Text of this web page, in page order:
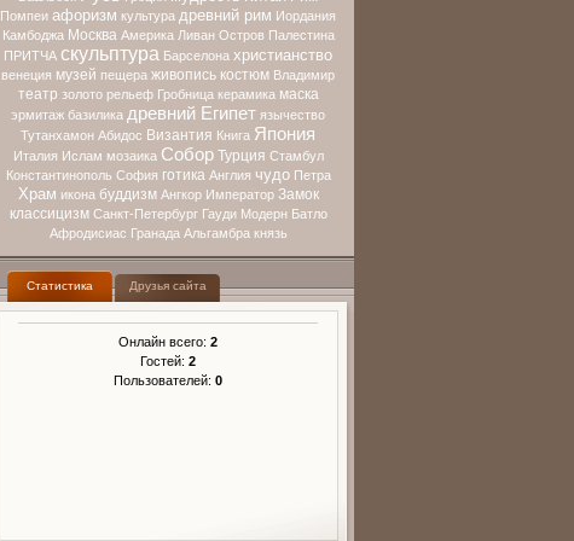
Помпеи афоризм культура древний рим Иордания
Камбоджа Москва Америка Ливан Остров Палестина
ПРИТЧА скульптура Барселона христианство
венеция музей пещера живопись костюм Владимир
театр золото рельеф Гробница керамика маска
эрмитаж базилика древний Египет язычество
Тутанхамон Абидос Византия Книга Япония
Италия Ислам мозаика Собор Турция Стамбул
Константинополь София готика Англия чудо Петра
Храм икона буддизм Ангкор Император Замок
классицизм Санкт-Петербург Гауди Модерн Батло
Афродисиас Гранада Альгамбра князь
Статистика Друзья сайта
Онлайн всего: 2
Гостей: 2
Пользователей: 0